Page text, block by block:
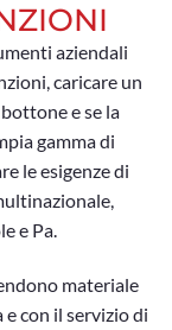
aziendali
caricare un
e se la
gamma di
le esigenze di
e Pa.
materiale
con il servizio di